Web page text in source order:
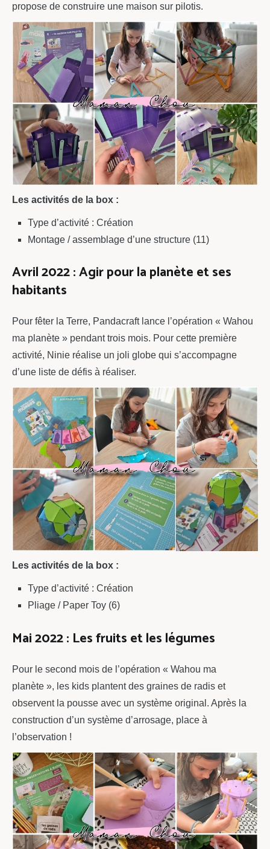
propose de construire une maison sur pilotis.
Les activités de la box :
Type d’activité : Création
Montage / assemblage d’une structure (11)
Avril 2022 : Agir pour la planète et ses
habitants
Pour fêter la Terre, Pandacraft lance l’opération « Wahou
ma planète » pendant trois mois. Pour cette première
activité, Ninie réalise un joli globe qui s’accompagne
d’une liste de défis à réaliser.
Les activités de la box :
Type d’activité : Création
Pliage / Paper Toy (6)
Mai 2022 : Les fruits et les légumes
Pour le second mois de l’opération « Wahou ma
planète », les kids plantent des graines de radis et
observent la pousse avec un système original. Après la
construction d’un système d’arrosage, place à
l’observation !